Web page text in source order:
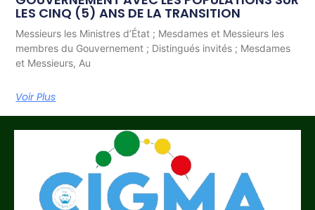
LES CINQ (5) ANS DE LA TRANSITION
Messieurs les Ministres d’État ; Mesdames et Messieurs les
membres du Gouvernement ; Distingués invités ; Mesdames
et Messieurs, Au
Voir Plus